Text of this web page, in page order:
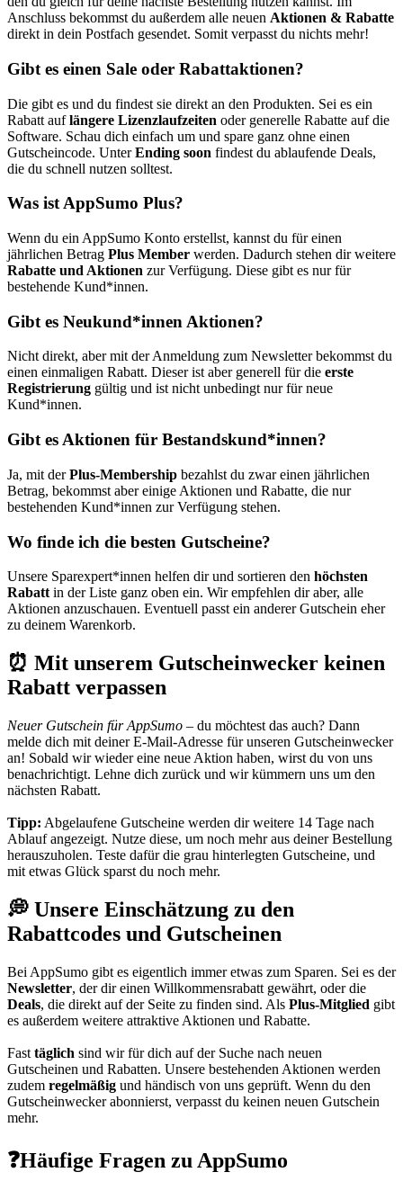
Anschluss bekommst du außerdem alle neuen Aktionen & Rabatte
direkt in dein Postfach gesendet. Somit verpasst du nichts mehr!
Gibt es einen Sale oder Rabattaktionen?
Die gibt es und du findest sie direkt an den Produkten. Sei es ein
Rabatt auflängere Lizenzlaufzeiten oder generelle Rabatte auf die
Software. Schau dich einfach um und spare ganz ohne einen
Gutscheincode. UnterEnding soon findest du ablaufende Deals,
die du schnell nutzen solltest.
Was ist AppSumo Plus?
Wenn du ein AppSumo Konto erstellst, kannst du für einen
jährlichen Betrag Plus Member werden. Dadurch stehen dir weitere
Rabatte und Aktionen zur Verfügung. Diese gibt es nur für
bestehende Kund*innen.
Gibt es Neukund*innen Aktionen?
Nicht direkt, aber mit der Anmeldung zum Newsletter bekommst du
einen einmaligen Rabatt. Dieser ist aber generell für die erste
Registrierung gültig und ist nicht unbedingt nur für neue
Kund*innen.
Gibt es Aktionen für Bestandskund*innen?
Ja, mit derPlus-Membership bezahlst du zwar einen jährlichen
Betrag, bekommst aber einige Aktionen und Rabatte, die nur
bestehenden Kund*innen zur Verfügung stehen.
Wo finde ich die besten Gutscheine?
Unsere Sparexpert*innen helfen dir und sortieren den höchsten
Rabatt in der Liste ganz oben ein. Wir empfehlen dir aber, alle
Aktionen anzuschauen. Eventuell passt ein anderer Gutschein eher
zu deinem Warenkorb.
⏰ Mit unserem Gutscheinwecker keinen
Rabatt verpassen
Neuer Gutschein für AppSumo – du möchtest das auch? Dann
melde dich mit deiner E-Mail-Adresse für unseren Gutscheinwecker
an! Sobald wir wieder eine neue Aktion haben, wirst du von uns
benachrichtigt. Lehne dich zurück und wir kümmern uns um den
nächsten Rabatt.
Tipp: Abgelaufene Gutscheine werden dir weitere 14 Tage nach
Ablauf angezeigt. Nutze diese, um noch mehr aus deiner Bestellung
herauszuholen. Teste dafür die grau hinterlegten Gutscheine, und
mit etwas Glück sparst du noch mehr.
💭 Unsere Einschätzung zu den
Rabattcodes und Gutscheinen
Bei AppSumo gibt es eigentlich immer etwas zum Sparen. Sei es der
Newsletter, der dir einen Willkommensrabatt gewährt, oder die
Deals, die direkt auf der Seite zu finden sind. Als Plus-Mitglied gibt
es außerdem weitere attraktive Aktionen und Rabatte.
Fast täglich sind wir für dich auf der Suche nach neuen
Gutscheinen und Rabatten. Unsere bestehenden Aktionen werden
zudem regelmäßig und händisch von uns geprüft. Wenn du den
Gutscheinwecker abonnierst, verpasst du keinen neuen Gutschein
mehr.
❓Häufige Fragen zu AppSumo